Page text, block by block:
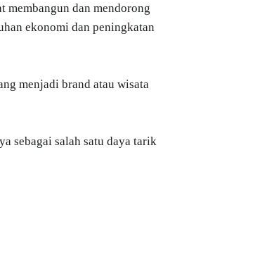
membangun dan mendorong
ekonomi dan peningkatan
menjadi brand atau wisata
sebagai salah satu daya tarik